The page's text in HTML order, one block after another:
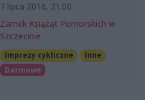
7 lipca 2016, 21:00
Zamek Książąt Pomorskich w
Szczecinie
Imprezy cykliczne
Inne
Darmowe